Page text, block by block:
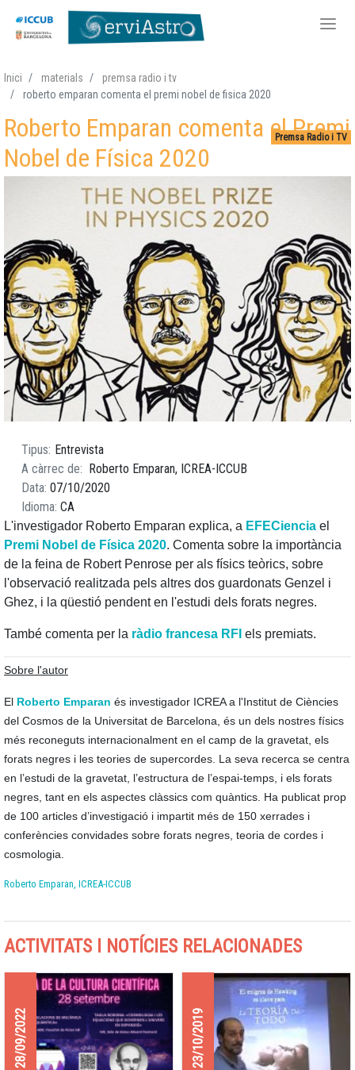
al
Inici materials
premsa radio i tv
roberto emparan comenta el premi nobel de fisica 2020
Premsa Radio i TV
Roberto Emparan comenta el Premi
Nobel de Física 2020
Tipus
Entrevista
A càrrec de
Roberto Emparan, ICREA-ICCUB
Data 07/10/2020
Idioma CA
L'investigador Roberto Emparan explica, a EFECiencia el
Premi Nobel de Física 2020. Comenta sobre la importància
de la feina de Robert Penrose per als físics teòrics, sobre
l'observació realitzada pels altres dos guardonats Genzel i
Ghez, i la qüestió pendent en l'estudi dels forats negres.
També comenta per la ràdio francesa RFI els premiats.
Sobre l'autor
El Roberto Emparan és investigador ICREA a l'Institut de Ciències
del Cosmos de la Universitat de Barcelona, és un dels nostres físics
més reconeguts internacionalment en el camp de la gravetat, els
forats negres i les teories de supercordes. La seva recerca se centra
en l’estudi de la gravetat, l’estructura de l’espai-temps, i els forats
negres, tant en els aspectes clàssics com quàntics. Ha publicat prop
de 100 articles d’investigació i impartit més de 150 xerrades i
conferències convidades sobre forats negres, teoria de cordes i
cosmologia.
Roberto Emparan, ICREA-ICCUB
ACTIVITATS I NOTÍCIES RELACIONADES
28/09/2022 23/10/2019